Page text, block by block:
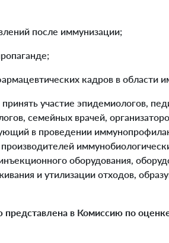
после иммунизации;
кадров в области
участие эпидемиологов,
семейных врачей,
в проведении
оборудования,
и утилизации отходов,
в Комиссию по